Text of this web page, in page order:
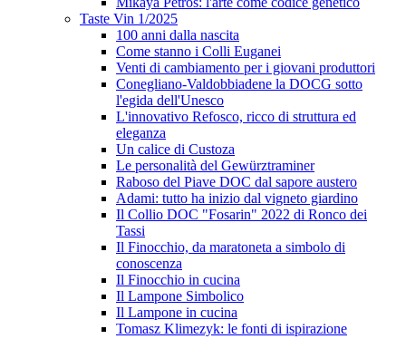
Taste Vin 1/2025
100 anni dalla nascita
Come stanno i Colli Euganei
Venti di cambiamento per i giovani produttori
Conegliano-Valdobbiadene la DOCG sotto
l'egida dell'Unesco
L'innovativo Refosco, ricco di struttura ed
eleganza
Un calice di Custoza
Le personalità del Gewürztraminer
Raboso del Piave DOC dal sapore austero
Adami: tutto ha inizio dal vigneto giardino
Il Collio DOC "Fosarin" 2022 di Ronco dei
Tassi
Il Finocchio, da maratoneta a simbolo di
conoscenza
Il Finocchio in cucina
Il Lampone Simbolico
Il Lampone in cucina
Tomasz Klimezyk: le fonti di ispirazione